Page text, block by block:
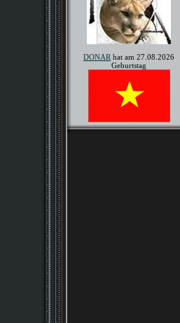
DONAR hat am 27.08.2026
Geburtstag